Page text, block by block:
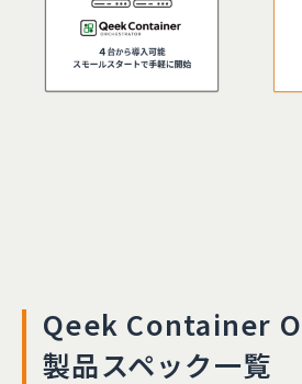
Qeek Container
製品スペック一覧